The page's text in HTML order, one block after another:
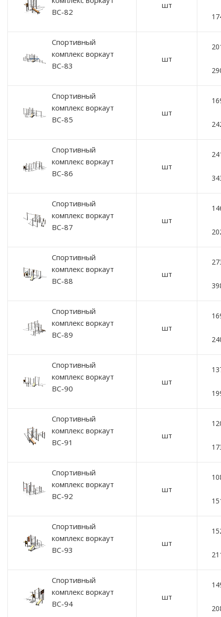
ВС-82
шт
Спортивный
комплекс воркаут
ВС-83
шт
Спортивный
комплекс воркаут
ВС-85
шт
Спортивный
комплекс воркаут
ВС-86
шт
Спортивный
комплекс воркаут
ВС-87
шт
Спортивный
комплекс воркаут
ВС-88
шт
Спортивный
комплекс воркаут
ВС-89
шт
Спортивный
комплекс воркаут
ВС-90
шт
Спортивный
комплекс воркаут
ВС-91
шт
Спортивный
комплекс воркаут
ВС-92
шт
Спортивный
комплекс воркаут
ВС-93
шт
Спортивный
комплекс воркаут
ВС-94
шт